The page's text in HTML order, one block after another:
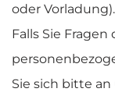
oder Vorladung).
Falls Sie
Sie sich bitte an